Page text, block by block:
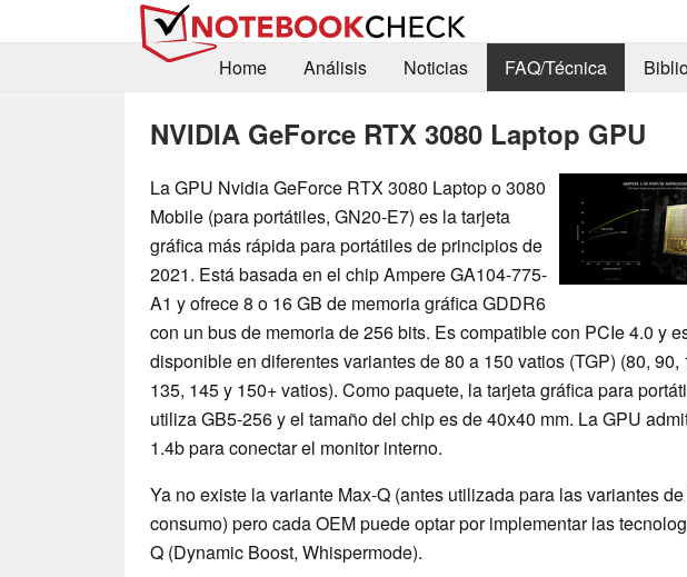
Home
Análisis Noticias FAQ/Técnica
NVIDIA GeForce RTX 3080 Laptop GPU
La GPU Nvidia GeForce RTX 3080 Laptop o 3080
Mobile (para portátiles, GN20-E7) es la tarjeta
gráfica más rápida para portátiles de principios de
2021. Está basada en el chip Ampere GA104-775-
A1 y ofrece 8 o 16 GB de memoria gráfica GDDR6
con un bus de memoria de 256 bits. Es compatible con PCIe 4.0 y
disponible en diferentes variantes de 80 a 150 vatios (TGP) (80, 90,
135, 145 y 150+ vatios). Como paquete, la tarjeta gráfica para
utiliza GB5-256 y el tamaño del chip es de 40x40 mm. La GPU
1.4b para conectar el monitor interno.
Ya no existe la variante Max-Q (antes utilizada para las variantes
consumo) pero cada OEM puede optar por implementar las
Q (Dynamic Boost, Whispermode).